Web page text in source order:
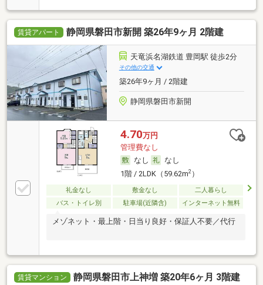
賃貸アパート 静岡県磐田市新開 築26年9ヶ月 2階建
天竜浜名湖鉄道 豊岡駅 徒歩2分
その他の交通
築26年9ヶ月 / 2階建
静岡県磐田市新開
4.70万円
管理費なし
なし
なし
1階 / 2LDK（59.62m2）
礼金なし 敷金なし
二人暮らし
バス・トイレ別
駐車場(近隣含) インターネット無料
メゾネット・最上階・日当り良好・保証人不要／代行
賃貸マンション 静岡県磐田市上神増 築20年6ヶ月 3階建